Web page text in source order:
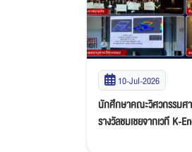
03-Jul-2026
ขอแสดงความยินดีกับนักศึ
คณะวิศวกรรมศาสตร์
ปริญญาโท-เอกเต็มจำ